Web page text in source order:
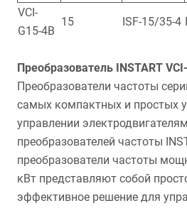
VCI-
G15-4B
15 ISF-15/35-4
Преобразователь INSTART
Преобразователи частоты
самых компактных и простых
управлении
преобразователей частоты
преобразователи частоты
кВт представляют собой
эффективное решение для